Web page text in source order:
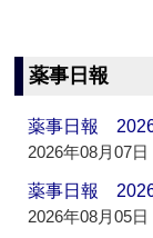
薬事日報
薬事日報
2026年08月07日
薬事日報
2026年08月05日